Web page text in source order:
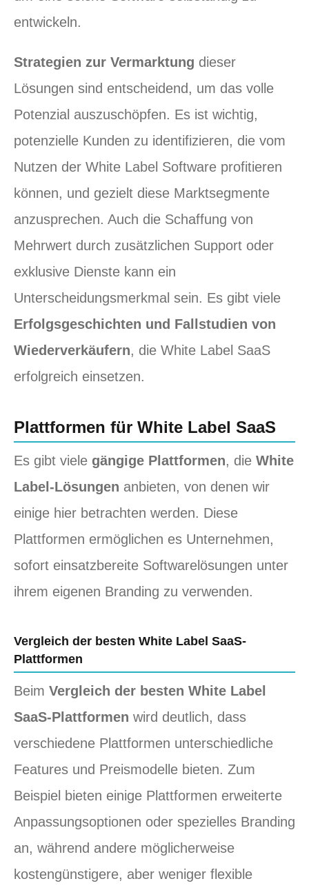
entwickeln.
Strategien zur Vermarktung dieser
Lösungen sind entscheidend, um das volle
Potenzial auszuschöpfen. Es ist wichtig,
potenzielle Kunden zu identifizieren, die vom
Nutzen der White Label Software profitieren
können, und gezielt diese Marktsegmente
anzusprechen. Auch die Schaffung von
Mehrwert durch zusätzlichen Support oder
exklusive Dienste kann ein
Unterscheidungsmerkmal sein. Es gibt viele
Erfolgsgeschichten und Fallstudien von
Wiederverkäufern, die White Label SaaS
erfolgreich einsetzen.
Plattformen für White Label SaaS
Es gibt viele gängige Plattformen, die White
Label-Lösungen anbieten, von denen wir
einige hier betrachten werden. Diese
Plattformen ermöglichen es Unternehmen,
sofort einsatzbereite Softwarelösungen unter
ihrem eigenen Branding zu verwenden.
Vergleich der besten White Label SaaS-
Plattformen
Beim Vergleich der besten White Label
SaaS-Plattformen wird deutlich, dass
verschiedene Plattformen unterschiedliche
Features und Preismodelle bieten. Zum
Beispiel bieten einige Plattformen erweiterte
Anpassungsoptionen oder spezielles Branding
an, während andere möglicherweise
kostengünstigere, aber weniger flexible